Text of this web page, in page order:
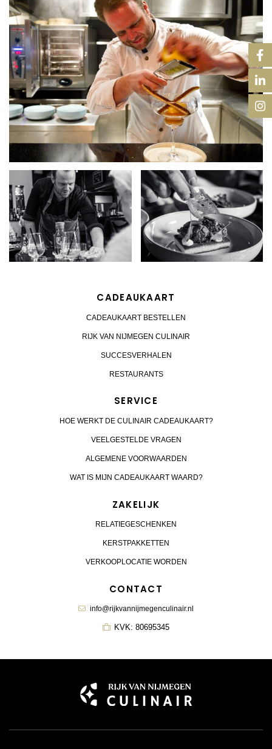
CADEAUKAART
CADEAUKAART BESTELLEN
RIJK VAN NIJMEGEN CULINAIR
SUCCESVERHALEN
RESTAURANTS
SERVICE
HOE WERKT DE CULINAIR CADEAUKAART?
VEELGESTELDE VRAGEN
ALGEMENE VOORWAARDEN
WAT IS MIJN CADEAUKAART WAARD?
ZAKELIJK
RELATIEGESCHENKEN
KERSTPAKKETTEN
VERKOOPLOCATIE WORDEN
CONTACT
info@rijkvannijmegenculinair.nl
KVK: 80695345